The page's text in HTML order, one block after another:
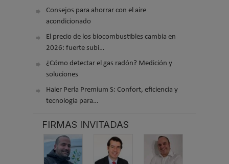
Consejos para ahorrar con el aire
acondicionado
El precio de los biocombustibles cambia en
2026: fuerte subi…
¿Cómo detectar el gas radón? Medición y
soluciones
Haier Perla Premium S: Confort, eficiencia y
tecnología para…
FIRMAS INVITADAS